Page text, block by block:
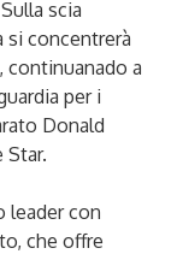
scia
si concentrerà
a
per i
Donald
Star.
leader con
che offre